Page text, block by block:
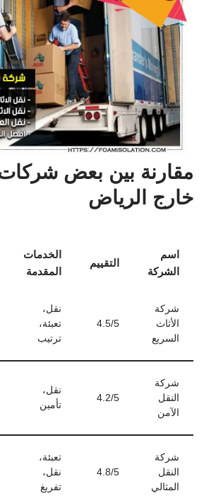
مقارنة بين بعض
خارج الرياض
اسم
الشركة
التقييم
الخدمات
المقدمة
شركة
الأثاث
السريع
4.5/5
نقل،
تعبئة،
ترتيب
شركة
النقل
الآمن
4.2/5
نقل،
تأمين
شركة
النقل
المثالي
4.8/5
تعبئة،
نقل،
تفريغ